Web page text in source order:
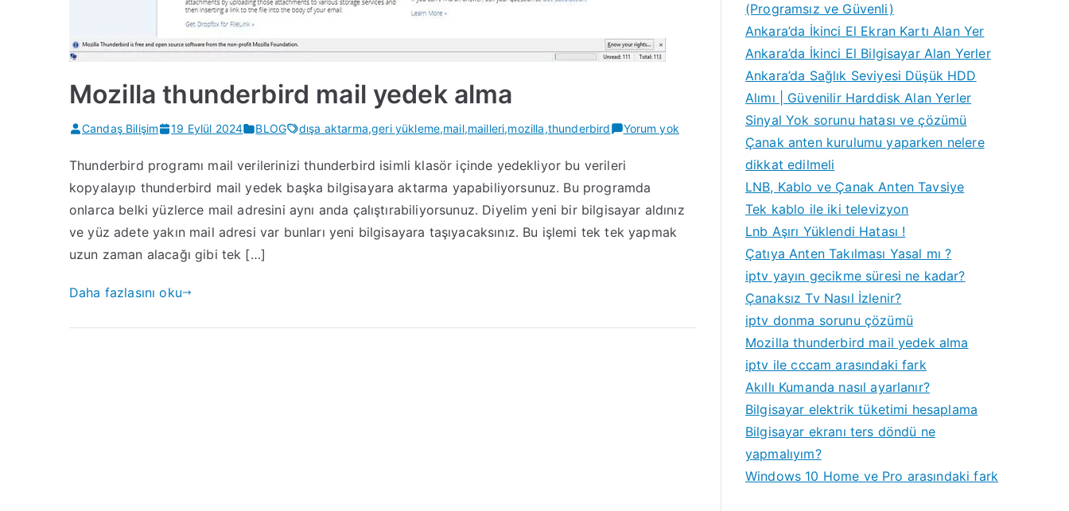
Mozilla thunderbird mail yedek alma
Candaş Bilişim 19 Eylül 2024 BLOG dışa aktarma,geri yükleme,mail,mailleri,mozilla,thunderbird Yorum yokMozilla
alma
Thunderbird programı mail verilerinizi thunderbird isimli klasör içinde yedekliyor bu verileri
kopyalayıp thunderbird mail yedek başka bilgisayara aktarma yapabiliyorsunuz. Bu programda
onlarca belki yüzlerce mail adresini aynı anda çalıştırabiliyorsunuz. Diyelim yeni bir bilgisayar aldınız
ve yüz adete yakın mail adresi var bunları yeni bilgisayara taşıyacaksınız. Bu işlemi tek tek yapmak
uzun zaman alacağı gibi tek […]
Daha fazlasını oku
(Programsız ve Güvenli)
Ankara’da İkinci El Ekran Kartı Alan Yer
Ankara’da İkinci El Bilgisayar Alan Yerler
Ankara’da Sağlık Seviyesi Düşük HDD
Alımı | Güvenilir Harddisk Alan Yerler
Sinyal Yok sorunu hatası ve çözümü
Çanak anten kurulumu yaparken nelere
dikkat edilmeli
LNB, Kablo ve Çanak Anten Tavsiye
Tek kablo ile iki televizyon
Lnb Aşırı Yüklendi Hatası !
Çatıya Anten Takılması Yasal mı ?
iptv yayın gecikme süresi ne kadar?
Çanaksız Tv Nasıl İzlenir?
iptv donma sorunu çözümü
Mozilla thunderbird mail yedek alma
iptv ile cccam arasındaki fark
Akıllı Kumanda nasıl ayarlanır?
Bilgisayar elektrik tüketimi hesaplama
Bilgisayar ekranı ters döndü ne
yapmalıyım?
Windows 10 Home ve Pro arasındaki fark